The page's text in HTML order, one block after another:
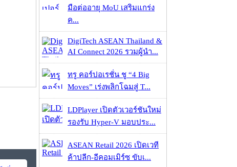
มือต่ออายุ MoU เสริมแกร่ง
ค...
DigiTech ASEAN Thailand &
AI Connect 2026 รวมผู้นำ...
ทรู คอร์ปอเรชั่น ชู “4 Big
Moves” เร่งพลิกโฉมสู่ T...
LDPlayer เปิดตัวเวอร์ชันใหม่
รองรับ Hyper-V มอบประ...
ASEAN Retail 2026 เปิดเวที
ค้าปลีก-อีคอมเมิร์ซ ขับเ...